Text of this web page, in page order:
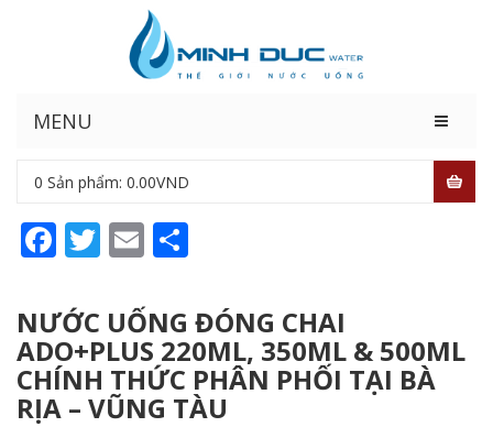
MENU
0 Sản phẩm: 0.00VND
Facebook
Twitter
Email
NƯỚC UỐNG ĐÓNG CHAI
ADO+PLUS 220ML, 350ML & 500ML
CHÍNH THỨC PHÂN PHỐI TẠI BÀ
RỊA – VŨNG TÀU